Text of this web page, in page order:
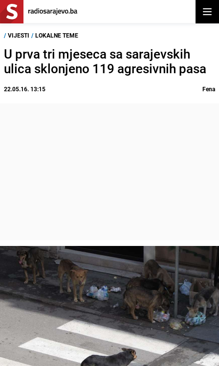
/ VIJESTI / LOKALNE TEME
U prva tri mjeseca sa sarajevskih
ulica sklonjeno 119 agresivnih pasa
22.05.16. 13:15 Fena